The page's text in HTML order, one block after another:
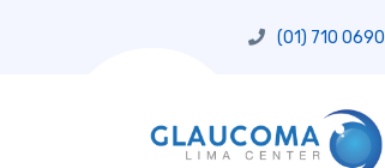
(01) 710 0690